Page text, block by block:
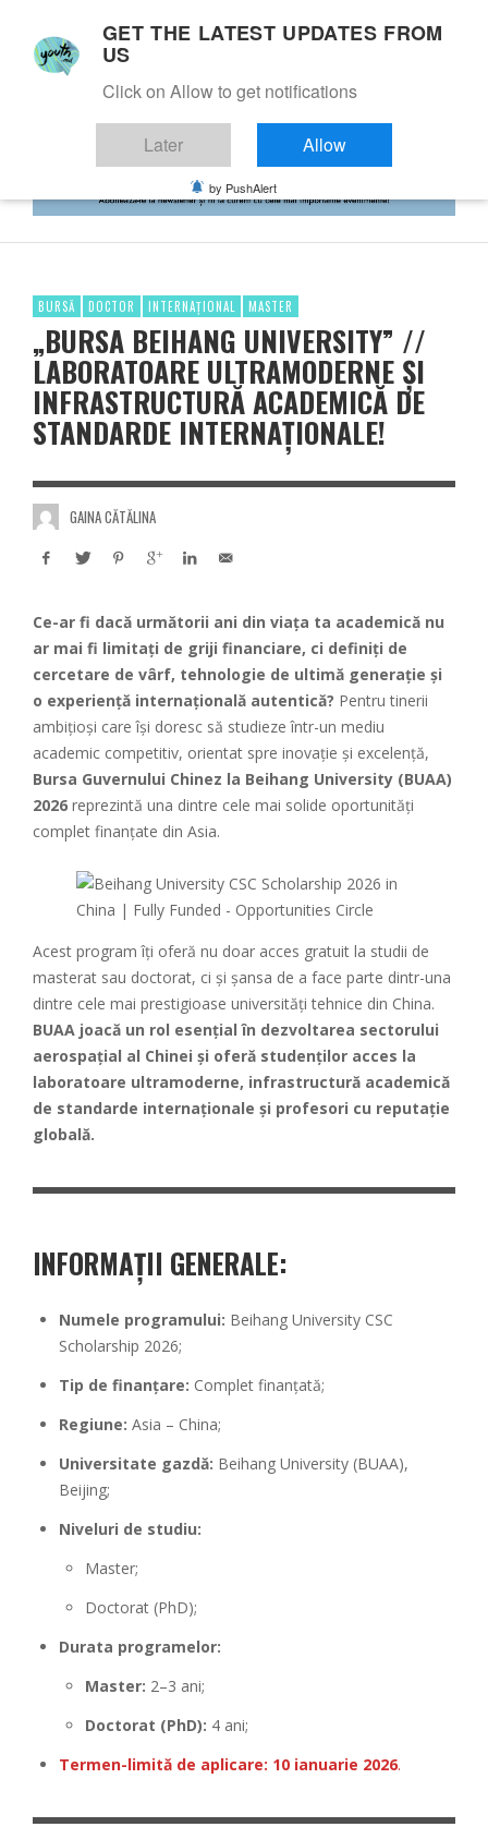
BURSĂ DOCTOR INTERNAȚIONAL MASTER
„BURSA BEIHANG UNIVERSITY” //
LABORATOARE ULTRAMODERNE ȘI
INFRASTRUCTURĂ ACADEMICĂ DE
STANDARDE INTERNAȚIONALE!
GAINA CĂTĂLINA
Ce-ar fi dacă următorii ani din viața ta academică nu
ar mai fi limitați de griji financiare, ci definiți de
cercetare de vârf, tehnologie de ultimă generație și
o experiență internațională autentică? Pentru tinerii
ambițioși care își doresc să studieze într-un mediu
academic competitiv, orientat spre inovație și excelență,
Bursa Guvernului Chinez la Beihang University (BUAA)
2026 reprezintă una dintre cele mai solide oportunități
complet finanțate din Asia.
Acest program îți oferă nu doar acces gratuit la studii de
masterat sau doctorat, ci și șansa de a face parte dintr-una
dintre cele mai prestigioase universități tehnice din China.
BUAA joacă un rol esențial în dezvoltarea sectorului
aerospațial al Chinei și oferă studenților acces la
laboratoare ultramoderne, infrastructură academică
de standarde internaționale și profesori cu reputație
globală.
INFORMAȚII GENERALE:
Numele programului: Beihang University CSC
Scholarship 2026;
Tip de finanțare: Complet finanțată;
Regiune: Asia – China;
Universitate gazdă: Beihang University (BUAA),
Beijing;
Niveluri de studiu:
Master;
Doctorat (PhD);
Durata programelor:
Master: 2–3 ani;
Doctorat (PhD): 4 ani;
Termen-limită de aplicare: 10 ianuarie 2026.
GET THE LATEST UPDATES FROM
US
Click on Allow to get notifications
Later Allow
by PushAlert